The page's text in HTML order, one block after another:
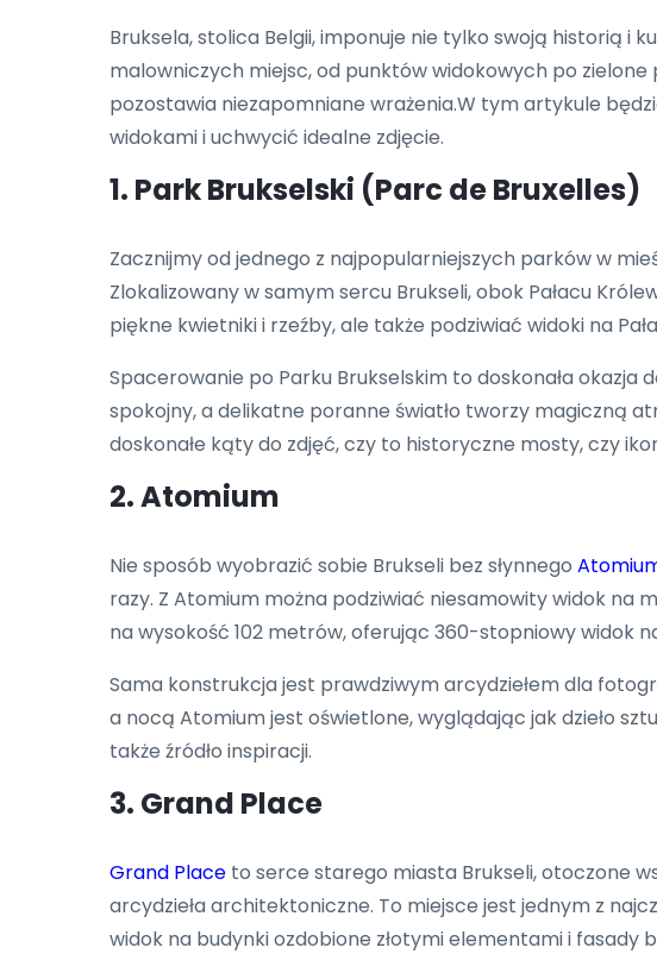
Bruksela, stolica Belgii, imponuje nie tylko swoją historią i
malowniczych miejsc, od punktów widokowych po
pozostawia niezapomniane wrażenia.W tym artykule
widokami i uchwycić idealne zdjęcie.
1. Park Brukselski (Parc de Bruxelles)
Zacznijmy od jednego z najpopularniejszych parków w
Zlokalizowany w samym sercu Brukseli, obok Pałacu
piękne kwietniki i rzeźby, ale także podziwiać widoki na
Spacerowanie po Parku Brukselskim to doskonała okazja
spokojny, a delikatne poranne światło tworzy magiczną
doskonałe kąty do zdjęć, czy to historyczne mosty, czy
2. Atomium
Nie sposób wyobrazić sobie Brukseli bez słynnego
razy. Z Atomium można podziwiać niesamowity widok na
na wysokość 102 metrów, oferując 360-stopniowy widok
Sama konstrukcja jest prawdziwym arcydziełem dla
a nocą Atomium jest oświetlone, wyglądając jak dzieło
także źródło inspiracji.
3. Grand Place
Grand Place to serce starego miasta Brukseli, otoczone
arcydzieła architektoniczne. To miejsce jest jednym z
widok na budynki ozdobione złotymi elementami i fasady